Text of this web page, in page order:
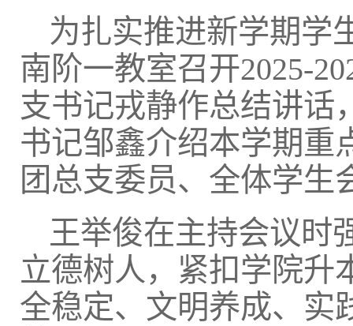
为扎实推进新学期学
南阶一教室召开2025-
支书记戎静作总结讲话
书记邹鑫介绍本学期重
团总支委员、全体学生
王举俊在主持会议时
立德树人，紧扣学院升
全稳定、文明养成、实